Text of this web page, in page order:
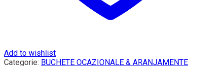
Add to wishlist
Categorie: BUCHETE OCAZIONALE & ARANJAMENTE